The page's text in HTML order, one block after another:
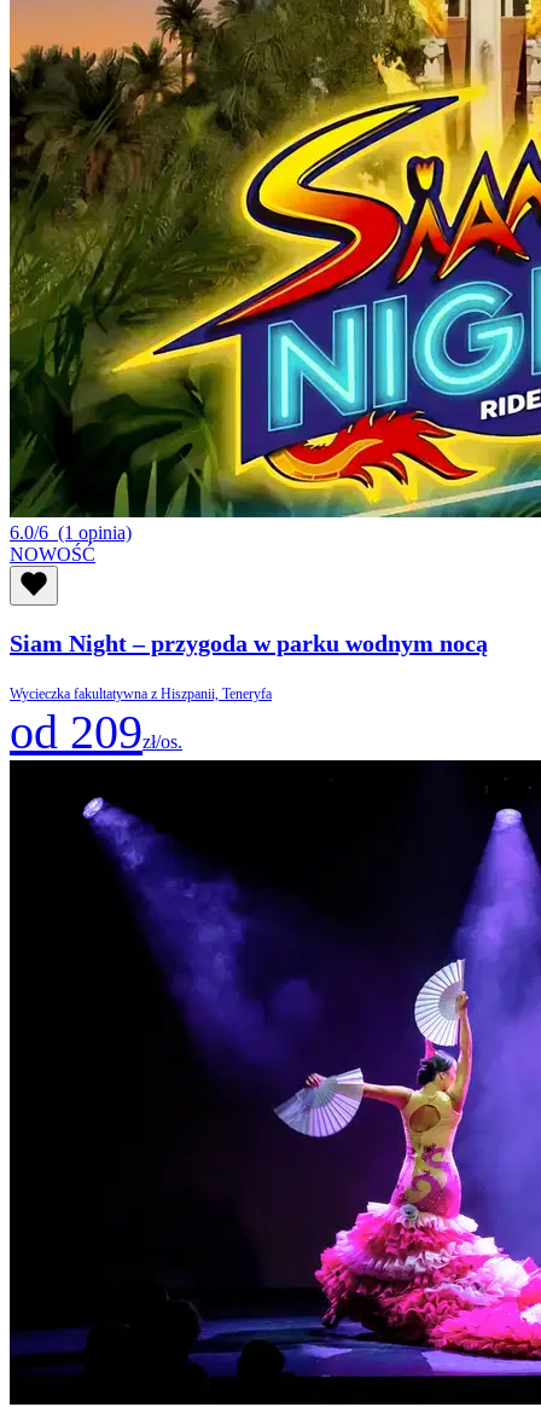
6.0/6 (1 opinia)
NOWOŚĆ
Siam Night – przygoda w parku wodnym nocą
Wycieczka fakultatywna z Hiszpanii, Teneryfa
od 209zł/os.